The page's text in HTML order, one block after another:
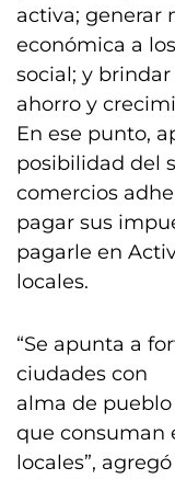
activa; generar
económica a
social; y
ahorro y
En ese punto,
posibilidad del
comercios
pagar sus
pagarle en
locales.
“Se apunta a
ciudades con
alma de pueblo
que consuman
locales”,